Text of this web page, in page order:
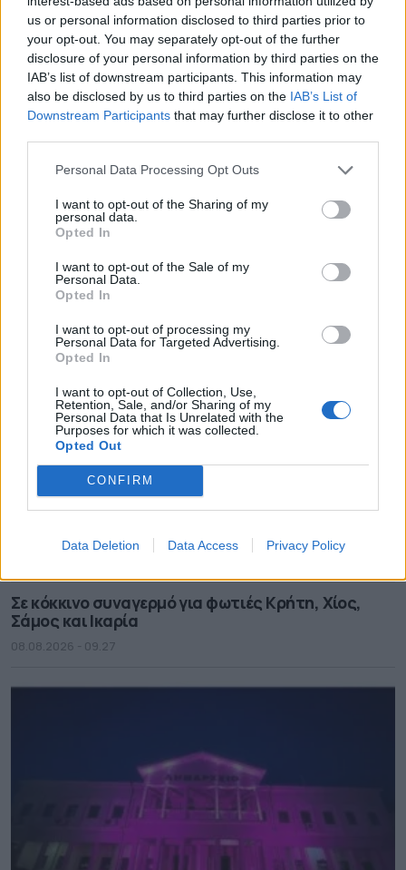
us or personal information disclosed to third parties prior to
your opt-out. You may separately opt-out of the further
disclosure of your personal information by third parties on the
IAB’s list of downstream participants. This information may
also be disclosed by us to third parties on the IAB’s List of
Downstream Participants that may further disclose it to other
Personal Data Processing Opt Outs
I want to opt-out of the Sharing of my
personal data.
Opted In
I want to opt-out of the Sale of my
Personal Data.
Opted In
I want to opt-out of processing my
Personal Data for Targeted Advertising.
Opted In
I want to opt-out of Collection, Use,
Retention, Sale, and/or Sharing of my
Personal Data that Is Unrelated with the
Purposes for which it was collected.
Opted Out
CONFIRM
Data Deletion Data Access Privacy Policy
Παραδίδεται ξανά στην κυκλοφορία η Παλαιά
Λεωφόρος Ποσειδώνος
Σε κόκκινο συναγερμό για φωτιές Κρήτη, Χίος,
Σάμος και Ικαρία
08.08.2026 - 09.27